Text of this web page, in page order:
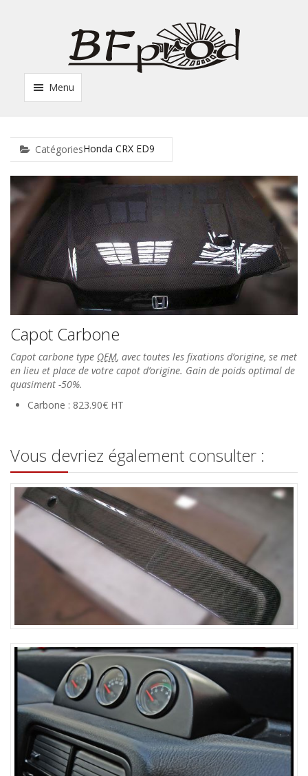
Menu
CatégoriesHonda CRX ED9
Capot Carbone
Capot carbone type OEM, avec toutes les fixations d’origine, se met
en lieu et place de votre capot d’origine. Gain de poids optimal de
quasiment -50%.
Carbone : 823.90€ HT
Vous devriez également consulter :
Becquet en carbone
Support 3 manos